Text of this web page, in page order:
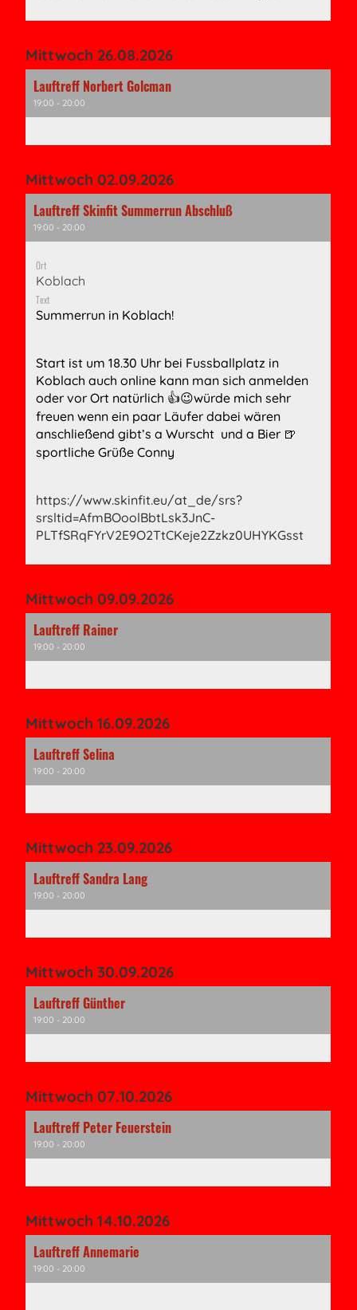
Mittwoch 26.08.2026
Lauftreff Norbert Golcman
19:00 - 20:00
Mittwoch 02.09.2026
Lauftreff Skinfit Summerrun Abschluß
19:00 - 20:00
Ort
Koblach
Text
Summerrun in Koblach!
Start ist um 18.30 Uhr bei Fussballplatz in
Koblach auch online kann man sich anmelden
oder vor Ort natürlich 👍😉würde mich sehr
freuen wenn ein paar Läufer dabei wären
anschließend gibt’s a Wurscht und a Bier 🍺
sportliche Grüße Conny
https://www.skinfit.eu/at_de/srs?
srsltid=AfmBOoolBbtLsk3JnC-
PLTfSRqFYrV2E9O2TtCKeje2Zzkz0UHYKGsst
Mittwoch 09.09.2026
Lauftreff Rainer
19:00 - 20:00
Mittwoch 16.09.2026
Lauftreff Selina
19:00 - 20:00
Mittwoch 23.09.2026
Lauftreff Sandra Lang
19:00 - 20:00
Mittwoch 30.09.2026
Lauftreff Günther
19:00 - 20:00
Mittwoch 07.10.2026
Lauftreff Peter Feuerstein
19:00 - 20:00
Mittwoch 14.10.2026
Lauftreff Annemarie
19:00 - 20:00